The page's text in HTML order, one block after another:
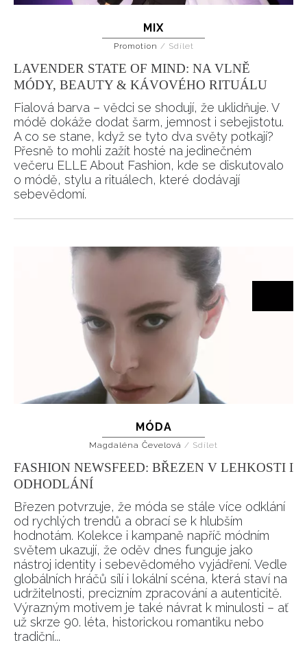
podmínkami společnosti BurdaMedia Extra s.r.o.
potvrzujete, že jste se seznámili seZásadami
ochrany soukromí- BurdaMedia Extra s.r.o. bude s
Vašimi údaji pracovat zejména k organizaci a
Chcete navíc dostávat i další zajímavé a exkluzivní
informace od našich partnerů? Pokud souhlasíte se
zpracováním údajů k tomuto účelu podleZásad ochrany
soukromí BurdaMedia Extra s.r.o., zaškrtněte toto pole.
MIX
Promotion / Sdílet
LAVENDER STATE OF MIND: NA VLNĚ
MÓDY, BEAUTY & KÁVOVÉHO RITUÁLU
Fialová barva – vědci se shodují, že uklidňuje. V
módě dokáže dodat šarm, jemnost i sebejistotu.
A co se stane, když se tyto dva světy potkají?
Přesně to mohli zažít hosté na jedinečném
večeru ELLE About Fashion, kde se diskutovalo
o módě, stylu a rituálech, které dodávají
sebevědomí.
MÓDA
Magdaléna Čevelová / Sdílet
FASHION NEWSFEED: BŘEZEN V LEHKOSTI I
ODHODLÁNÍ
Březen potvrzuje, že móda se stále více odklání
od rychlých trendů a obrací se k hlubším
hodnotám. Kolekce i kampaně napříč módním
světem ukazují, že oděv dnes funguje jako
nástroj identity i sebevědomého vyjádření. Vedle
globálních hráčů sílí i lokální scéna, která staví na
udržitelnosti, precizním zpracování a autenticitě.
Výrazným motivem je také návrat k minulosti – ať
už skrze 90. léta, historickou romantiku nebo
tradiční...